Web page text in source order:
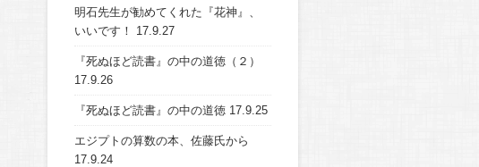
明石先生が勧めてくれた『花神』、
いいです！
17.9.27
『死ぬほど読書』の中の道徳（２）
17.9.26
『死ぬほど読書』の中の道徳 17.9.25
エジプトの算数の本、佐藤氏から
17.9.24